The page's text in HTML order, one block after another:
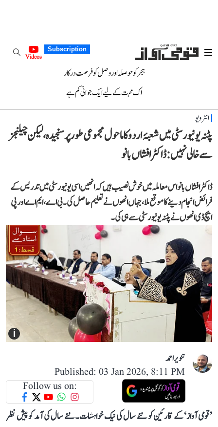
Subscription
Videos
ہجر کو حوصلہ اور وصل کو فرصت درکار
اک محبت کے لیے ایک جوانی کم ہے
انٹرویو
پٹنہ یونیورسٹی میں شعبۂ اردو کا ماحول مجموعی طور پر سنجیدہ، لیکن چیلنجز
سے خالی نہیں: ڈاکٹر افشاں بانو
ڈاکٹر افشاں بانو اس معاملہ میں خوش نصیب ہیں کہ انھیں اسی یونیورسٹی میں تدریس کے
فرائض انجام دینے کا موقع ملا، جہاں انھوں نے تعلیم حاصل کی۔ بی اے، ایم اے اور پی
ایچ ڈی انھوں نے پٹنہ یونیورسٹی سے ہی کی۔
i
تنویر احمد
Published: 03 Jan 2026, 8:11 PM
Follow us on:
’قومی آواز‘ کے قارئین کو نئے سال کی نیک خواہشات۔ نئے سال کی آمد کو پیش نظر